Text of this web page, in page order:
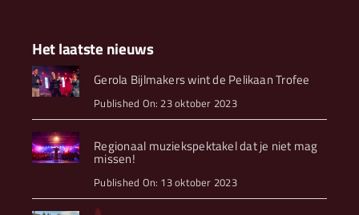
Het laatste nieuws
Gerola Bijlmakers wint de Pelikaan Trofee
Published On: 23 oktober 2023
Regionaal muziekspektakel dat je niet mag
missen!
Published On: 13 oktober 2023